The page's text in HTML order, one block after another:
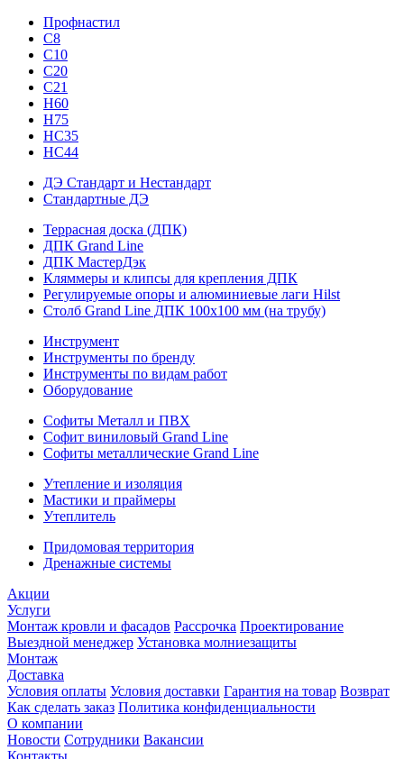
Профнастил
С8
С10
С20
С21
H60
H75
HС35
НС44
ДЭ Стандарт и Нестандарт
Стандартные ДЭ
Террасная доска (ДПК)
ДПК Grand Line
ДПК МастерДэк
Кляммеры и клипсы для крепления ДПК
Регулируемые опоры и алюминиевые лаги Hilst
Столб Grand Line ДПК 100х100 мм (на трубу)
Инструмент
Инструменты по бренду
Инструменты по видам работ
Оборудование
Софиты Металл и ПВХ
Софит виниловый Grand Line
Софиты металлические Grand Line
Утепление и изоляция
Мастики и праймеры
Утеплитель
Придомовая территория
Дренажные системы
Акции
Услуги
Монтаж кровли и фасадов Рассрочка Проектирование
Выездной менеджер Установка молниезащиты
Монтаж
Доставка
Условия оплаты Условия доставки Гарантия на товар Возврат
Как сделать заказ Политика конфиденциальности
О компании
Новости Сотрудники Вакансии
Контакты